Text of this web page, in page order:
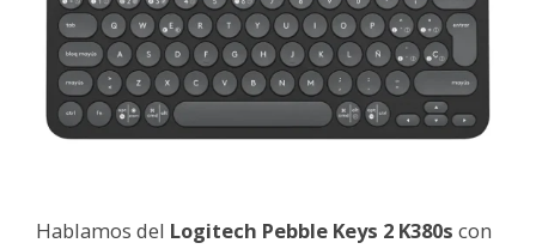
Hablamos del Logitech Pebble Keys 2 K380s con